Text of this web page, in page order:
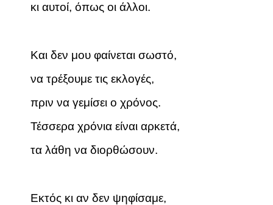
κι αυτοί, όπως οι άλλοι.
Και δεν μου φαίνεται σωστό,
να τρέξουμε τις εκλογές,
πριν να γεμίσει ο χρόνος.
Τέσσερα χρόνια είναι αρκετά,
τα λάθη να διορθώσουν.
Εκτός κι αν δεν ψηφίσαμε,